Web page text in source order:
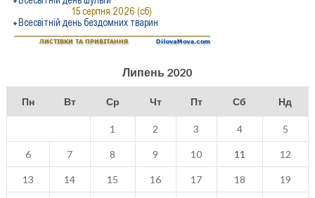
Липень 2020
Пн Вт Ср Чт Пт Сб Нд
1 2 3 4 5
6 7 8 9 10 11 12
13 14 15 16 17 18 19